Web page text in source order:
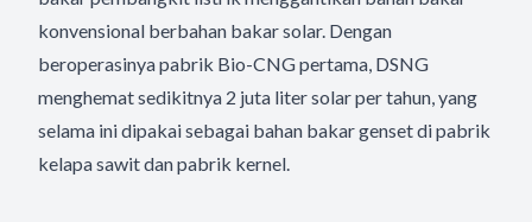
konvensional berbahan bakar solar. Dengan
beroperasinya pabrik Bio-CNG pertama, DSNG
menghemat sedikitnya 2 juta liter solar per tahun, yang
selama ini dipakai sebagai bahan bakar genset di pabrik
kelapa sawit dan pabrik kernel.